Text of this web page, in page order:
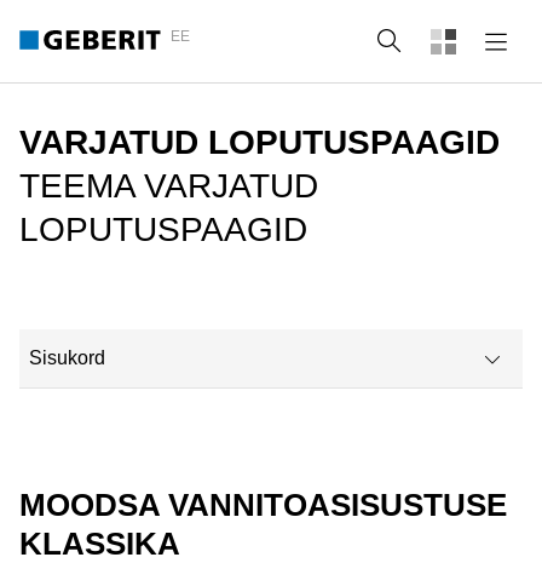
EE Otsing
VARJATUD LOPUTUSPAAGID
TEEMA VARJATUD
LOPUTUSPAAGID
Sisukord
MOODSA VANNITOASISUSTUSE
KLASSIKA